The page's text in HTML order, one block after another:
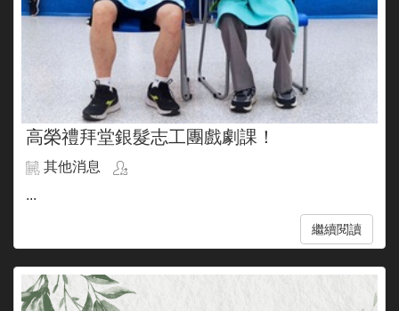
高榮禮拜堂銀髮志工團戲劇課！
其他消息
...
繼續閱讀